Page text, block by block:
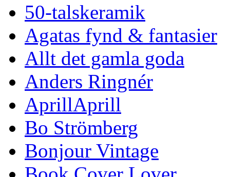
50-talskeramik
Agatas fynd & fantasier
Allt det gamla goda
Anders Ringnér
AprillAprill
Bo Strömberg
Bonjour Vintage